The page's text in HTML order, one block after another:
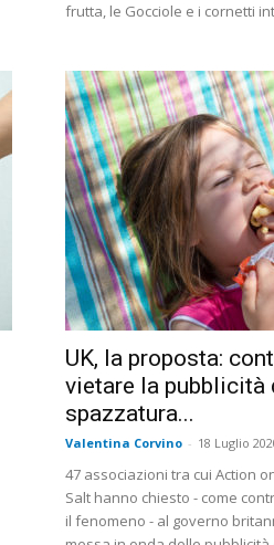
frutta, le Gocciole e i cornetti
UK, la proposta:
vietare la pubblicità
spazzatura...
Valentina Corvino - 18 Luglio
47 associazioni tra cui Action
Salt hanno chiesto - come
il fenomeno - al governo